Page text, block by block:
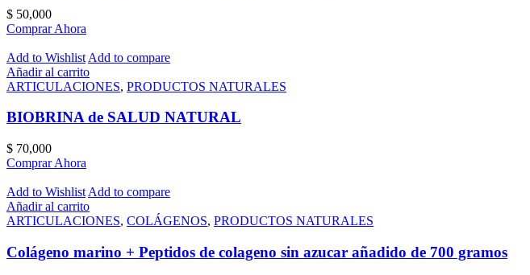
$ 50,000
Comprar Ahora
Add to Wishlist Add to compare
Añadir al carrito
ARTICULACIONES, PRODUCTOS NATURALES
BIOBRINA de SALUD NATURAL
$ 70,000
Comprar Ahora
Add to Wishlist Add to compare
Añadir al carrito
ARTICULACIONES, COLÁGENOS, PRODUCTOS NATURALES
Colágeno marino + Peptidos de colageno sin azucar añadido de 700 gramos